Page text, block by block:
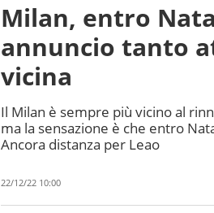
Milan, entro
annuncio tanto
vicina
Il Milan è sempre più vicino al
ma la sensazione è che entro
Ancora distanza per Leao
22/12/22 10:00